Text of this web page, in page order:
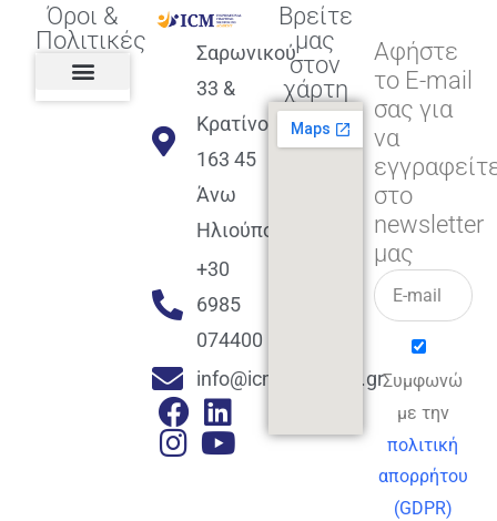
Όροι &
Πολιτικές
Σαρωνικού
33 &
Κρατίνου
163 45
Άνω
Ηλιούπολη
+30
6985
074400
info@icmacademy.gr
Βρείτε
μας
στον
χάρτη
Αφήστε
το E-mail
σας για
να
στο
newsletter
μας
Συμφωνώ
με την
πολιτική
απορρήτου
(GDPR)